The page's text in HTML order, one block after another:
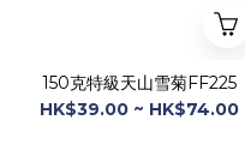
150克特級天山雪菊FF225
HK$39.00 ~ HK$74.00